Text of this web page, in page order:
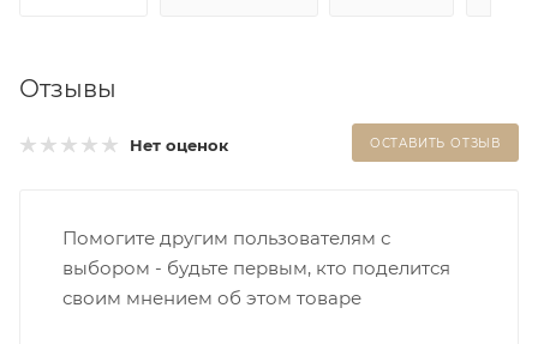
Отзывы
Нет оценок ОСТАВИТЬ ОТЗЫВ
Помогите другим пользователям с
выбором - будьте первым, кто поделится
своим мнением об этом товаре